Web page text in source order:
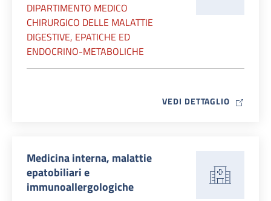
DIPARTIMENTO MEDICO
CHIRURGICO DELLE MALATTIE
DIGESTIVE, EPATICHE ED
ENDOCRINO-METABOLICHE
VEDI DETTAGLIO MAP ICON
Medicina interna, malattie
epatobiliari e
immunoallergologiche